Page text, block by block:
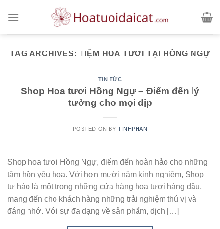
TAG ARCHIVES: TIỆM HOA TƯƠI TẠI HỒNG NGỰ
TIN TỨC
Shop Hoa tươi Hồng Ngự – Điểm đến lý
tưởng cho mọi dịp
POSTED ON BY TINHPHAN
Shop hoa tươi Hồng Ngự, điểm đến hoàn hảo cho những
tâm hồn yêu hoa. Với hơn mười năm kinh nghiệm, Shop
tự hào là một trong những cửa hàng hoa tươi hàng đầu,
mang đến cho khách hàng những trải nghiệm thú vị và
đáng nhớ. Với sự đa dạng về sản phẩm, dịch […]